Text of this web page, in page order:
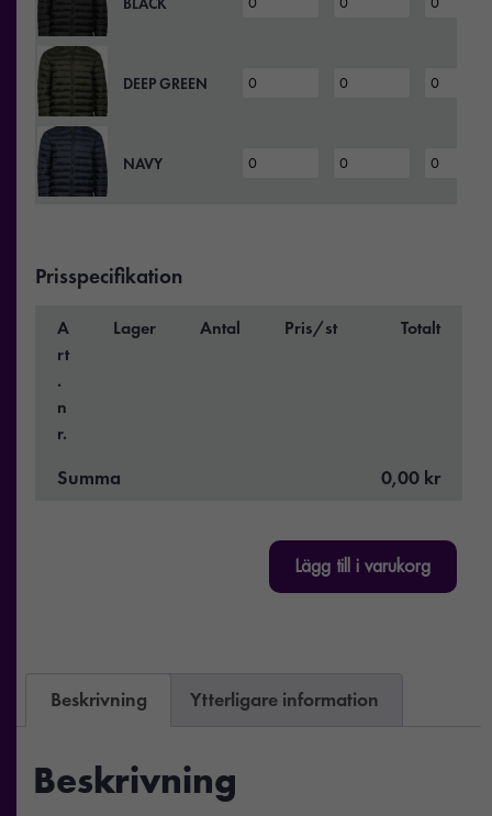
DEEP GREEN
NAVY
Prisspecifikation
A
rt
.
n
r.
Lager Antal Pris/st Totalt
Summa 0,00 kr
Lägg till i varukorg
Beskrivning Ytterligare information
Beskrivning